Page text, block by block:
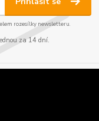
rozesílky newsletteru.
za 14 dní.